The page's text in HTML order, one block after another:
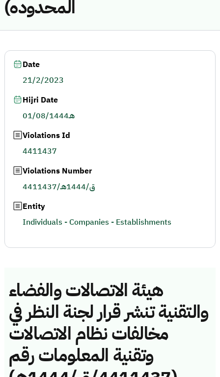
المحدوده)
هيئة الاتصالات والفضاء
والتقنية تنشر قرار لجنة النظر في
مخالفات نظام الاتصالات
وتقنية المعلومات رقم
Date
21/2/2023
Hijri Date
01/08/1444هـ
Violations Id
4411437
Violations Number
4411437/ق/1444هـ
Entity
Individuals - Companies - Establishments